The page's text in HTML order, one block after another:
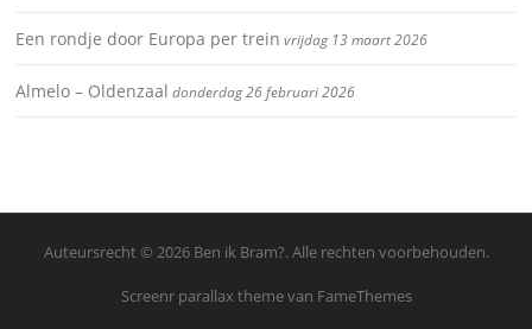
Een rondje door Europa per trein vrijdag 13 maart 2026
Almelo – Oldenzaal donderdag 26 februari 2026
Auteursrecht © 2026 Ben ik Bram?. Alle rechten voorbehouden.
Screenr parallax themevan FameThemes